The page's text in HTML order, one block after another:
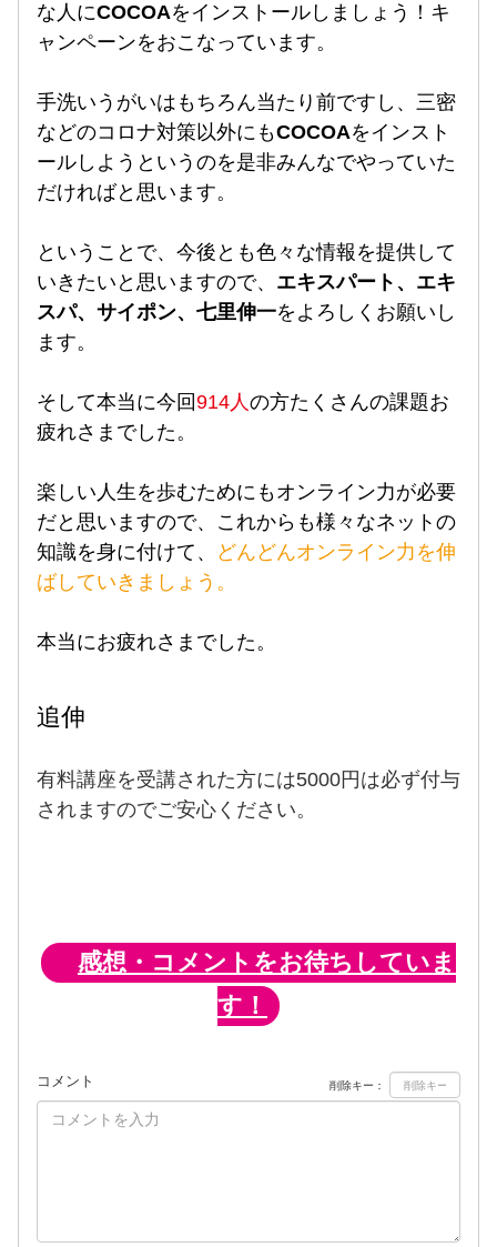
な人にCOCOAをインストールしましょう！キ
ャンペーンをおこなっています。
手洗いうがいはもちろん当たり前ですし、三密
などのコロナ対策以外にもCOCOAをインスト
ールしようというのを是非みんなでやっていた
だければと思います。
ということで、今後とも色々な情報を提供して
いきたいと思いますので、 エキスパート、エキ
スパ、サイポン、七里伸一をよろしくお願いし
ます。
そして本当に今回914人の方たくさんの課題お
疲れさまでした。
楽しい人生を歩むためにもオンライン力が必要
だと思いますので、これからも様々なネットの
知識を身に付けて、 どんどんオンライン力を伸
ばしていきましょう。
本当にお疲れさまでした。
追伸
有料講座を受講された方には5000円は必ず付与
されますのでご安心ください。
感想・コメントをお待ちしていま
す！
コメント 削除キー：